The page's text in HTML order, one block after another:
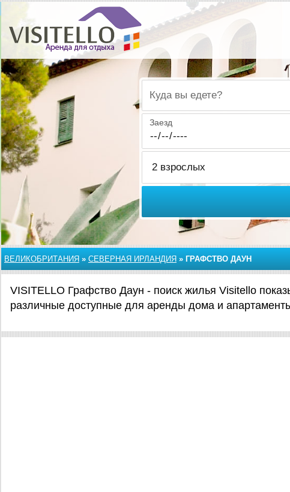
Куда вы едете?
Заезд
ВЕЛИКОБРИТАНИЯ » СЕВЕРНАЯ ИРЛАНДИЯ » ГРАФСТВО ДАУН
VISITELLO Графство Даун - поиск жилья Visitello
различные доступные для аренды дома и